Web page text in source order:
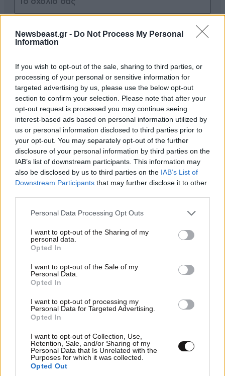
Newsbeast.gr - Do Not Process My Personal
Information
If you wish to opt-out of the sale, sharing to third parties, or
processing of your personal or sensitive information for
targeted advertising by us, please use the below opt-out
section to confirm your selection. Please note that after your
opt-out request is processed you may continue seeing
interest-based ads based on personal information utilized by
us or personal information disclosed to third parties prior to
your opt-out. You may separately opt-out of the further
disclosure of your personal information by third parties on the
IAB’s list of downstream participants. This information may
also be disclosed by us to third parties on the IAB’s List of
Downstream Participants that may further disclose it to other
Please note that this website/app uses one or more Google
not limited to your visit or usage behaviour. You may click to
grant or deny consent to Google and its third-party tags to
use your data for below specified purposes in below Google
consent section.
Personal Data Processing Opt Outs
I want to opt-out of the Sharing of my
personal data.
Opted In
I want to opt-out of the Sale of my
Personal Data.
Opted In
I want to opt-out of processing my
Personal Data for Targeted Advertising.
Opted In
I want to opt-out of Collection, Use,
Retention, Sale, and/or Sharing of my
Personal Data that Is Unrelated with the
Purposes for which it was collected.
Opted Out
Διαβάστε και ακολουθήστε τους κανόνες σχολιασμού
ΠΡΟΣΘΗΚΗ
Παλιά 20·02·2024 07:35
Ειχαμε ΙΡΙΣ το μετρητο. Χερι χερι και ολα καλα τωρα
τι μας τσαμπουνας ρε ουφο
Απαντήστε